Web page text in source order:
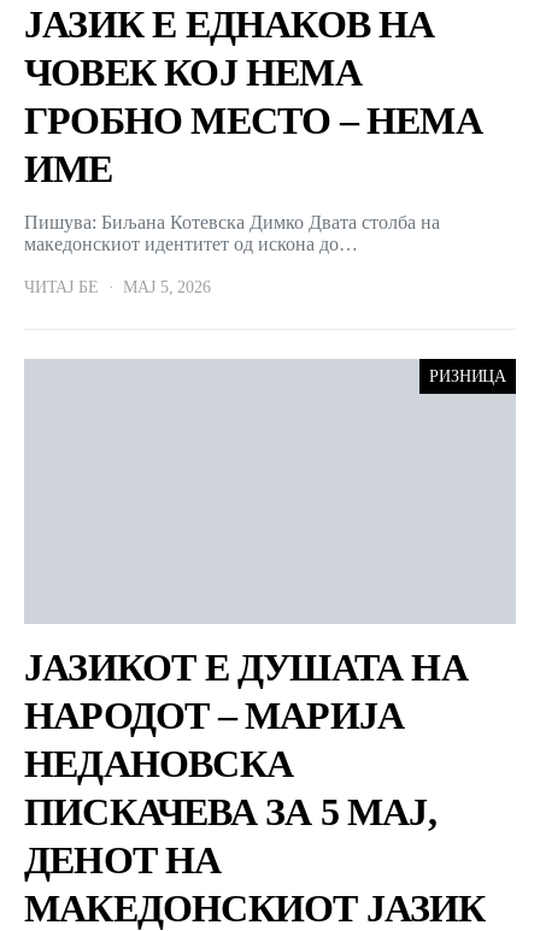
ЈАЗИК Е ЕДНАКОВ НА
ЧОВЕК КОЈ НЕМА
ГРОБНО МЕСТО – НЕМА
ИМЕ
Пишува: Биљана Котевска Димко Двата столба на
македонскиот идентитет од искона до…
ЧИТАЈ БЕ МАЈ 5, 2026
РИЗНИЦА
ЈАЗИКОТ Е ДУШАТА НА
НАРОДОТ – МАРИЈА
НЕДАНОВСКА
ПИСКАЧЕВА ЗА 5 МАЈ,
ДЕНОТ НА
МАКЕДОНСКИОТ ЈАЗИК